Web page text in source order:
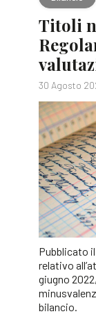
Titoli
30 Agosto
Pubblicato
relativo
giugno
bilancio.